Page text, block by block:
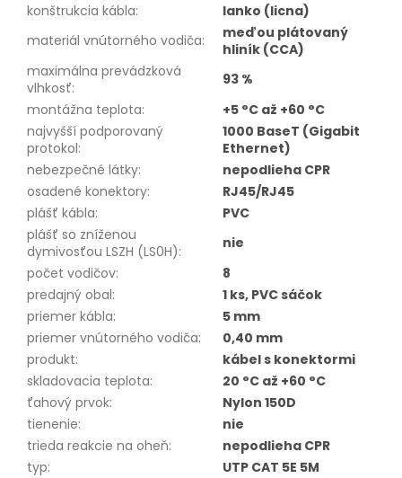
konštrukcia kábla:
lanko (licna)
materiál vnútorného vodiča:
meďou plátovaný
hliník (CCA)
maximálna prevádzková
vlhkosť:
93 %
montážna teplota:
+5 °C až +60 °C
najvyšší podporovaný
protokol:
1000 BaseT (Gigabit
Ethernet)
nebezpečné látky:
nepodlieha CPR
osadené konektory:
RJ45/RJ45
plášť kábla:
PVC
plášť so zníženou
dymivosťou LSZH (LS0H):
nie
počet vodičov:
8
predajný obal:
1 ks, PVC sáčok
priemer kábla:
5 mm
priemer vnútorného vodiča:
0,40 mm
produkt:
kábel s konektormi
skladovacia teplota:
20 °C až +60 °C
ťahový prvok:
Nylon 150D
tienenie:
nie
trieda reakcie na oheň:
nepodlieha CPR
typ:
UTP CAT 5E 5M